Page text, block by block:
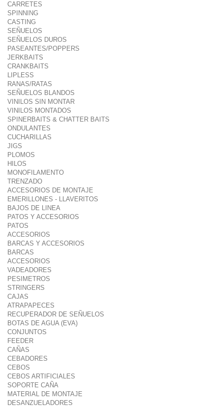
CARRETES
SPINNING
CASTING
SEÑUELOS
SEÑUELOS DUROS
PASEANTES/POPPERS
JERKBAITS
CRANKBAITS
LIPLESS
RANAS/RATAS
SEÑUELOS BLANDOS
VINILOS SIN MONTAR
VINILOS MONTADOS
SPINERBAITS & CHATTER BAITS
ONDULANTES
CUCHARILLAS
JIGS
PLOMOS
HILOS
MONOFILAMENTO
TRENZADO
ACCESORIOS DE MONTAJE
EMERILLONES - LLAVERITOS
BAJOS DE LINEA
PATOS Y ACCESORIOS
PATOS
ACCESORIOS
BARCAS Y ACCESORIOS
BARCAS
ACCESORIOS
VADEADORES
PESIMETROS
STRINGERS
CAJAS
ATRAPAPECES
RECUPERADOR DE SEÑUELOS
BOTAS DE AGUA (EVA)
CONJUNTOS
FEEDER
CAÑAS
CEBADORES
CEBOS
CEBOS ARTIFICIALES
SOPORTE CAÑA
MATERIAL DE MONTAJE
DESANZUELADORES